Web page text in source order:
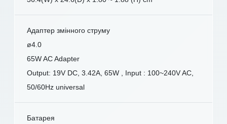
Адаптер змінного струму
ø4.0
65W AC Adapter
Output: 19V DC, 3.42A, 65W , Input : 100~240V AC,
50/60Hz universal
Батарея